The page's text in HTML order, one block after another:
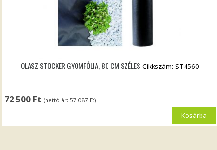
OLASZ STOCKER GYOMFÓLIA, 80 CM SZÉLES
72 500 Ft (nettó ár:57 087 Ft)
Cikkszám: ST4560
Kosárba